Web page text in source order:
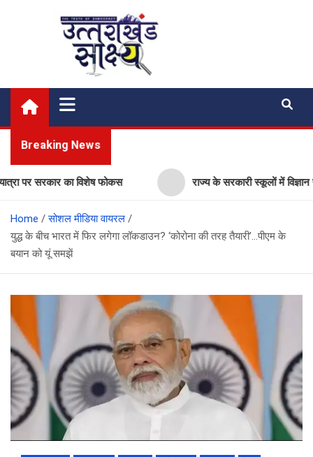
Uttarakhand Shakshya
My News Portal
Breaking News
सरकार का विशेष फोकस राज्य के सरकारी स्कूलों में विज्ञान
Home
सोशल मीडिया वायरल
युद्ध के बीच भारत में फिर लगेगा लॉकडाउन? ‘कोरोना की तरह तैयारी’…पीएम के
बयान को यूं समझें